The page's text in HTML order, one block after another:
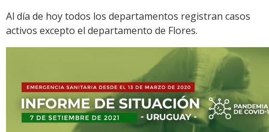
Al día de hoy todos los departamentos registran casos
activos excepto el departamento de Flores.